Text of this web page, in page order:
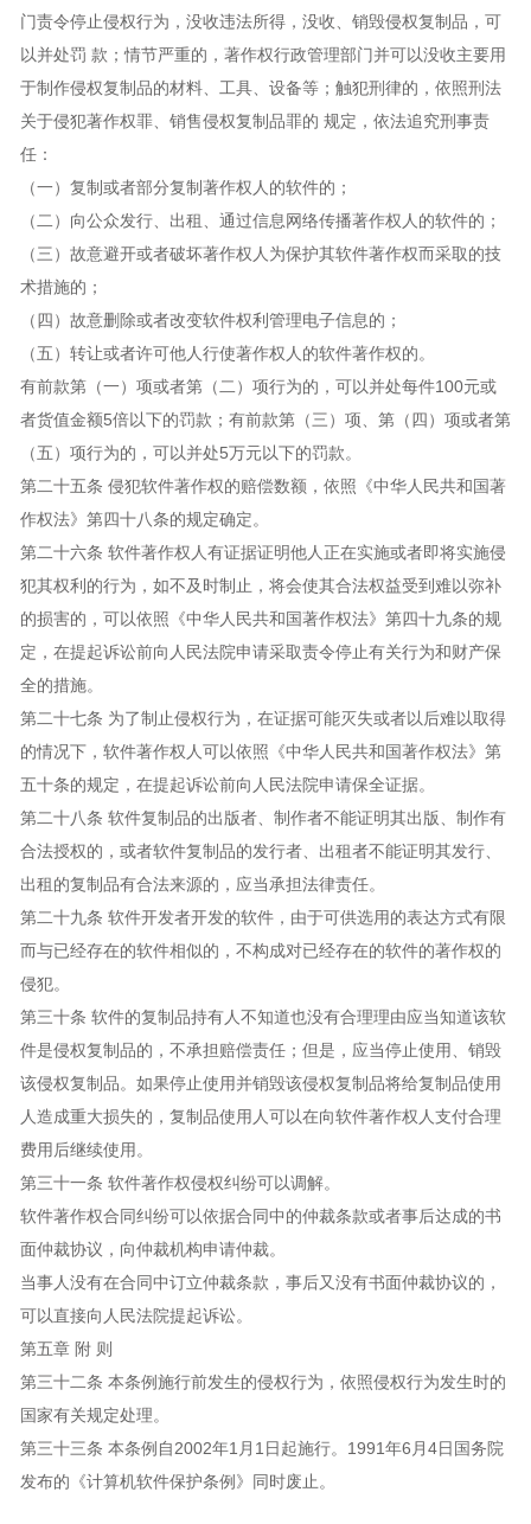
门责令停止侵权行为，没收违法所得，没收、销毁侵权复制品，可
以并处罚 款；情节严重的，著作权行政管理部门并可以没收主要用
于制作侵权复制品的材料、工具、设备等；触犯刑律的，依照刑法
关于侵犯著作权罪、销售侵权复制品罪的 规定，依法追究刑事责
任：
（一）复制或者部分复制著作权人的软件的；
（二）向公众发行、出租、通过信息网络传播著作权人的软件的；
（三）故意避开或者破坏著作权人为保护其软件著作权而采取的技
术措施的；
（四）故意删除或者改变软件权利管理电子信息的；
（五）转让或者许可他人行使著作权人的软件著作权的。
有前款第（一）项或者第（二）项行为的，可以并处每件100元或
者货值金额5倍以下的罚款；有前款第（三）项、第（四）项或者第
（五）项行为的，可以并处5万元以下的罚款。
第二十五条 侵犯软件著作权的赔偿数额，依照《中华人民共和国著
作权法》第四十八条的规定确定。
第二十六条 软件著作权人有证据证明他人正在实施或者即将实施侵
犯其权利的行为，如不及时制止，将会使其合法权益受到难以弥补
的损害的，可以依照《中华人民共和国著作权法》第四十九条的规
定，在提起诉讼前向人民法院申请采取责令停止有关行为和财产保
全的措施。
第二十七条 为了制止侵权行为，在证据可能灭失或者以后难以取得
的情况下，软件著作权人可以依照《中华人民共和国著作权法》第
五十条的规定，在提起诉讼前向人民法院申请保全证据。
第二十八条 软件复制品的出版者、制作者不能证明其出版、制作有
合法授权的，或者软件复制品的发行者、出租者不能证明其发行、
出租的复制品有合法来源的，应当承担法律责任。
第二十九条 软件开发者开发的软件，由于可供选用的表达方式有限
而与已经存在的软件相似的，不构成对已经存在的软件的著作权的
侵犯。
第三十条 软件的复制品持有人不知道也没有合理理由应当知道该软
件是侵权复制品的，不承担赔偿责任；但是，应当停止使用、销毁
该侵权复制品。如果停止使用并销毁该侵权复制品将给复制品使用
人造成重大损失的，复制品使用人可以在向软件著作权人支付合理
费用后继续使用。
第三十一条 软件著作权侵权纠纷可以调解。
软件著作权合同纠纷可以依据合同中的仲裁条款或者事后达成的书
面仲裁协议，向仲裁机构申请仲裁。
当事人没有在合同中订立仲裁条款，事后又没有书面仲裁协议的，
可以直接向人民法院提起诉讼。
第五章 附 则
第三十二条 本条例施行前发生的侵权行为，依照侵权行为发生时的
国家有关规定处理。
第三十三条 本条例自2002年1月1日起施行。1991年6月4日国务院
发布的《计算机软件保护条例》同时废止。